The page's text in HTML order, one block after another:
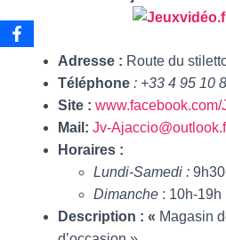
Adresse : Route du
Téléphone : +33 4 95 10
Site :
Mail : Jv-
Horaires :
Lundi-Samedi :
Dimanche : 10h-19h
Description : « Magasin